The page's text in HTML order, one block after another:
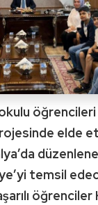
elde
temsil
öğrenciler